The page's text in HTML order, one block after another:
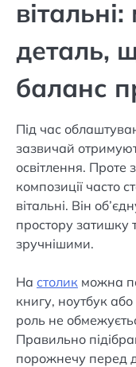
деталь,
баланс
Під час
зазвичай
освітлення.
композиції часто
вітальні. Він
простору затишку
зручнішими.
На столик можна
книгу, ноутбук
роль не
Правильно
порожнечу перед